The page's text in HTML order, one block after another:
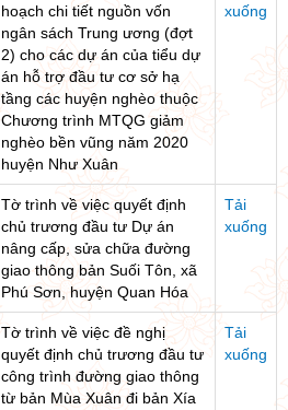
hoạch chi tiết nguồn vốn
ngân sách Trung ương (đợt
2) cho các dự án của tiểu dự
án hỗ trợ đầu tư cơ sở hạ
tầng các huyện nghèo thuộc
Chương trình MTQG giảm
nghèo bền vũng năm 2020
huyện Như Xuân
xuống
Tờ trình về việc quyết định
chủ trương đầu tư Dự án
nâng cấp, sửa chữa đường
giao thông bản Suối Tôn, xã
Phú Sơn, huyện Quan Hóa
Tải
xuống
Tờ trình về việc đề nghị
quyết định chủ trương đầu tư
công trình đường giao thông
từ bản Mùa Xuân đi bản Xía
Tải
xuống